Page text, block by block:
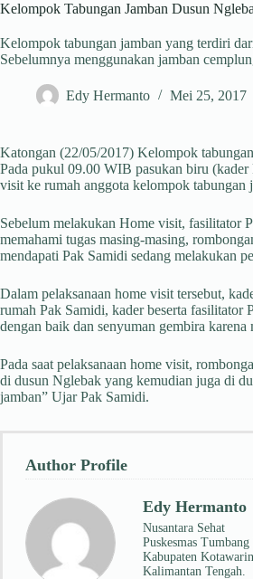
Kelompok Tabungan Jamban Dusun
Kelompok tabungan jamban yang terdiri
Sebelumnya menggunakan jamban
Edy Hermanto Mei 25, 2017
Katongan (22/05/2017) Kelompok
Pada pukul 09.00 WIB pasukan biru
visit ke rumah anggota kelompok tabungan
Sebelum melakukan Home visit, fasilitator
memahami tugas masing-masing,
mendapati Pak Samidi sedang melakukan
Dalam pelaksanaan home visit tersebut,
rumah Pak Samidi, kader beserta
dengan baik dan senyuman gembira
Pada saat pelaksanaan home visit,
di dusun Nglebak yang kemudian juga di
jamban” Ujar Pak Samidi.
Author Profile
Edy Hermanto
Nusantara Sehat
Puskesmas Tumbang
Kabupaten
Kalimantan Tengah.